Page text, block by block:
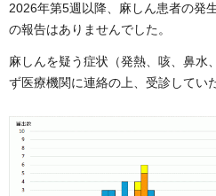
2026年第5週以降、麻しん患者の発
の報告はありませんでした。
麻しんを疑う症状（発熱、咳、鼻水
ず医療機関に連絡の上、受診してい